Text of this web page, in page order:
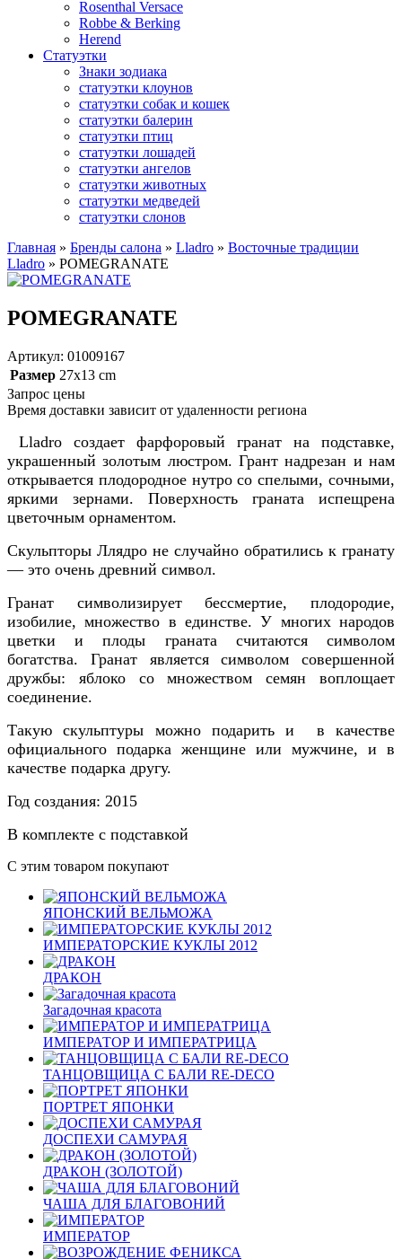
Rosenthal Versace
Robbe & Berking
Herend
Статуэтки
Знаки зодиака
статуэтки клоунов
статуэтки собак и кошек
статуэтки балерин
статуэтки птиц
статуэтки лошадей
статуэтки ангелов
статуэтки животных
статуэтки медведей
статуэтки слонов
Главная » Бренды салона » Lladro » Восточные традиции
Lladro » POMEGRANATE
POMEGRANATE
Артикул: 01009167
Размер 27x13 cm
Запрос цены
Время доставки зависит от удаленности региона
Lladro создает фарфоровый гранат на подставке,
украшенный золотым люстром. Грант надрезан и нам
открывается плодородное нутро со спелыми, сочными,
яркими зернами. Поверхность граната испещрена
цветочным орнаментом.
Скульпторы Ллядро не случайно обратились к гранату
— это очень древний символ.
Гранат символизирует бессмертие, плодородие,
изобилие, множество в единстве. У многих народов
цветки и плоды граната считаются символом
богатства. Гранат является символом совершенной
дружбы: яблоко со множеством семян воплощает
соединение.
Такую скульптуры можно подарить и в качестве
официального подарка женщине или мужчине, и в
качестве подарка другу.
Год создания: 2015
В комплекте с подставкой
С этим товаром покупают
ЯПОНСКИЙ ВЕЛЬМОЖА
ИМПЕРАТОРСКИЕ КУКЛЫ 2012
ДРАКОН
Загадочная красота
ИМПЕРАТОР И ИМПЕРАТРИЦА
ТАНЦОВЩИЦА С БАЛИ RE-DECO
ПОРТРЕТ ЯПОНКИ
ДОСПЕХИ САМУРАЯ
ДРАКОН (ЗОЛОТОЙ)
ЧАША ДЛЯ БЛАГОВОНИЙ
ИМПЕРАТОР